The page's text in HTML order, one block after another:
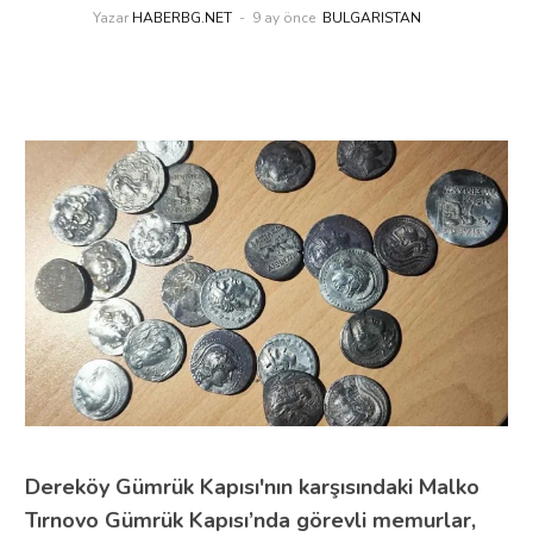
Yazar HABERBG.NET 9 ay önce BULGARISTAN
Dereköy Gümrük Kapısı'nın karşısındaki Malko
Tırnovo Gümrük Kapısı’nda görevli memurlar,